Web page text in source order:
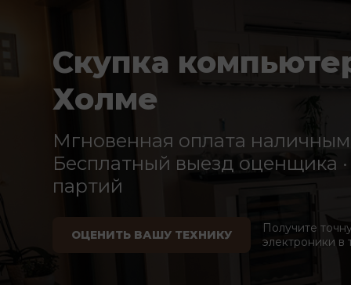
Скупка
Холме
Мгновенная оплата
Бесплатный выезд оценщика
партий
ОЦЕНИТЬ ВАШУ ТЕХНИКУ
Получите
электроники в